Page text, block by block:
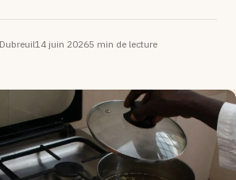
14 juin 20265 min de lecture